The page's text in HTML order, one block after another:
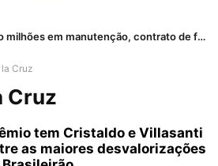
Após quatro milhões em manutenção, contrato de frota herdado de Wasem é suspenso
Cruz
Cruz
tem Cristaldo e Villasanti
as maiores desvalorizações